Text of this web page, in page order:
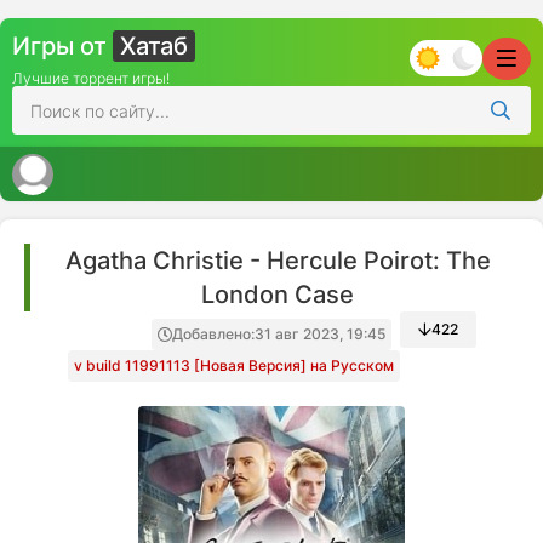
Игры от Хатаб
Лучшие торрент игры!
Agatha Christie - Hercule Poirot: The
London Case
Добавлено:31 авг 2023, 19:45
v build 11991113 [Новая Версия] на Русском
422